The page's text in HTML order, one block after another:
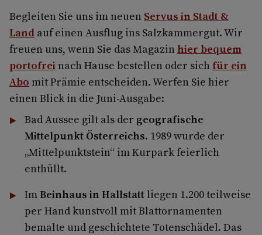
Begleiten Sie uns im neuen Servus in Stadt &
Land auf einen Ausflug ins Salzkammergut. Wir
freuen uns, wenn Sie das Magazin hier bequem
portofrei nach Hause bestellen oder sich für ein
Abo mit Prämie entscheiden. Werfen Sie hier
einen Blick in die Juni-Ausgabe:
Bad Aussee gilt als der geografische
Mittelpunkt Österreichs. 1989 wurde der
„Mittelpunktstein“ im Kurpark feierlich
enthüllt.
ImBeinhaus in Hallstattliegen 1.200 teilweise
per Hand kunstvoll mit Blattornamenten
bemalte und geschichtete Totenschädel. Das